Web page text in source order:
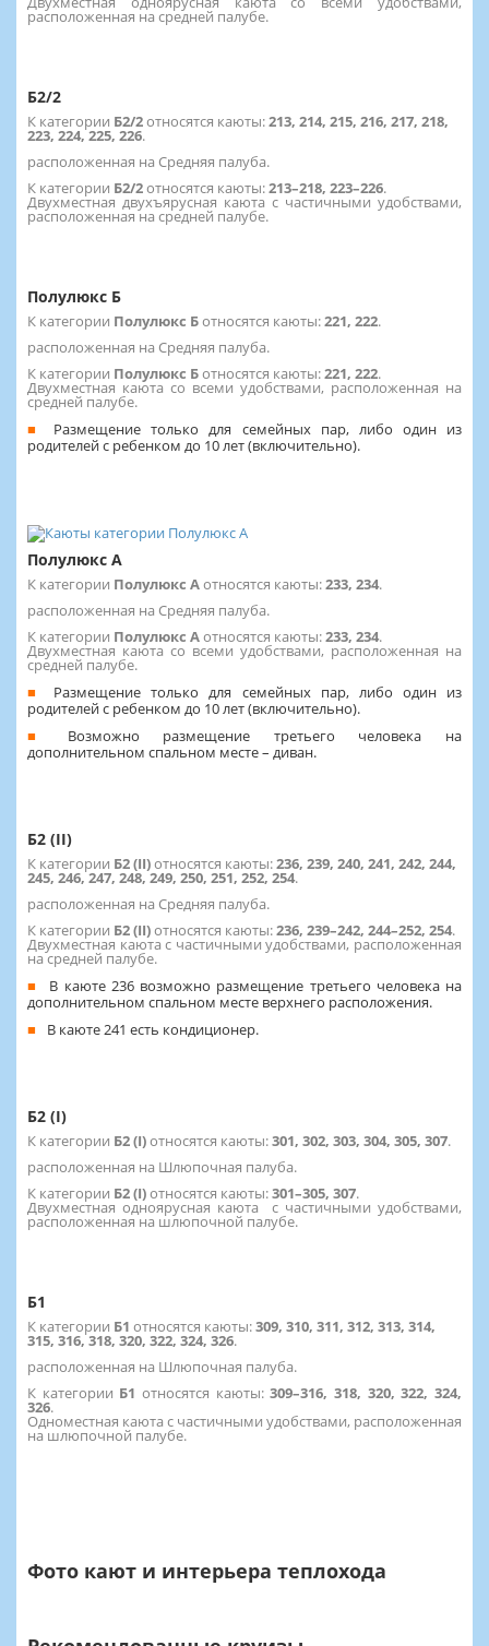
расположенная на средней палубе.
Б2/2
К категории Б2/2относятся каюты:213, 214, 215, 216, 217, 218,
223, 224, 225, 226.
расположенная на Средняя палуба.
К категории Б2/2относятся каюты:213–218, 223–226.
Двухместная двухъярусная каюта с частичными удобствами,
расположенная на средней палубе.
Полулюкс Б
К категории Полулюкс Ботносятся каюты:221, 222.
расположенная на Средняя палуба.
К категории Полулюкс Ботносятся каюты:221, 222.
Двухместная каюта со всеми удобствами, расположенная на
средней палубе.
Размещение только для семейных пар, либо один из
родителей с ребенком до 10 лет (включительно).
Полулюкс А
К категории Полулюкс Аотносятся каюты:233, 234.
расположенная на Средняя палуба.
К категории Полулюкс Аотносятся каюты:233, 234.
Двухместная каюта со всеми удобствами, расположенная на
средней палубе.
Размещение только для семейных пар, либо один из
родителей с ребенком до 10 лет (включительно).
Возможно размещение третьего человека на
дополнительном спальном месте – диван.
Б2 (II)
К категории Б2 (II)относятся каюты:236, 239, 240, 241, 242, 244,
245, 246, 247, 248, 249, 250, 251, 252, 254.
расположенная на Средняя палуба.
К категории Б2 (II)относятся каюты:236, 239–242, 244–252, 254.
Двухместная каюта с частичными удобствами, расположенная
на средней палубе.
В каюте 236 возможно размещение третьего человека на
дополнительном спальном месте верхнего расположения.
В каюте 241 есть кондиционер.
Б2 (I)
К категории Б2 (I)относятся каюты:301, 302, 303, 304, 305, 307.
расположенная на Шлюпочная палуба.
К категории Б2 (I)относятся каюты:301–305, 307.
Двухместная одноярусная каюта с частичными удобствами,
расположенная на шлюпочной палубе.
Б1
К категории Б1 относятся каюты:309, 310, 311, 312, 313, 314,
315, 316, 318, 320, 322, 324, 326.
расположенная на Шлюпочная палуба.
К категории Б1 относятся каюты:309–316, 318, 320, 322, 324,
326.
Одноместная каюта с частичными удобствами, расположенная
на шлюпочной палубе.
Фото кают и интерьера теплохода